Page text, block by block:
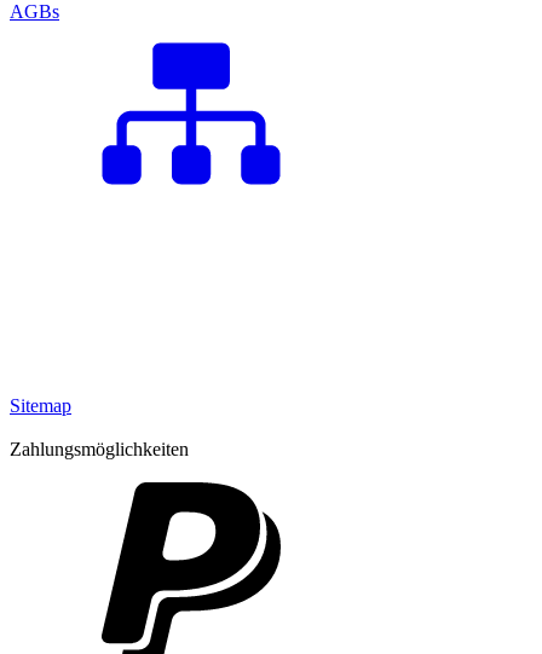
AGBs
Sitemap
Zahlungsmöglichkeiten